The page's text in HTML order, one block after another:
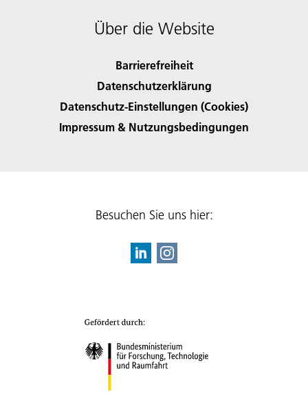
Über die Website
Barrierefreiheit
Datenschutzerklärung
Datenschutz-Einstellungen (Cookies)
Impressum & Nutzungsbedingungen
Besuchen Sie uns hier: